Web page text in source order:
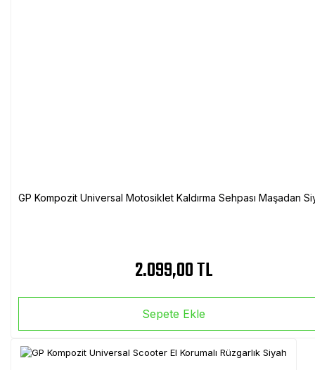
GP Kompozit Universal Motosiklet Kaldırma Sehpası Maşadan
2.099,00 TL
Sepete Ekle